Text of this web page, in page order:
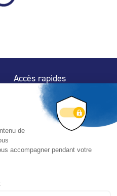
Accès rapides
Espace Presse
Trouver un
professionnel